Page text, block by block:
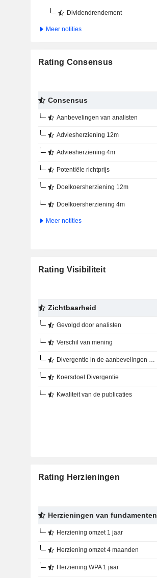
Dividendrendement
Meer notities
Rating Consensus
Consensus
Aanbevelingen van analisten
Adviesherziening 12m
Adviesherziening 4m
Potentiële richtprijs
Doelkoersherziening 12m
Doelkoersherziening 4m
Meer notities
Rating Visibiliteit
Zichtbaarheid
Gevolgd door analisten
Verschil van mening
Divergentie in de aanbevelingen van analisten
Koersdoel Divergentie
Kwaliteit van de publicaties
Rating Herzieningen
Herzieningen van fundamenten
Herziening omzet 1 jaar
Herziening omzet 4 maanden
Herziening WPA 1 jaar